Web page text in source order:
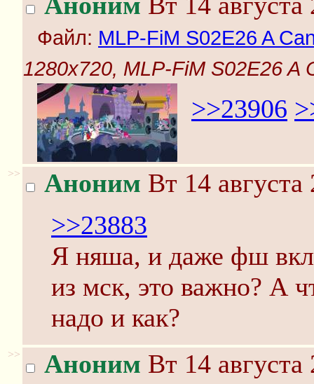
Файл: MLP-FiM S02E26 A
1280x720, MLP-FiM S02E26 A
>>23906
>> Аноним Вт 14
>>23883
Я няша, и даже фш
из мск, это важно? А
надо и как?
>> Аноним Вт 14